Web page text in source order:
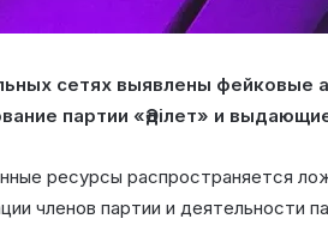
сетях выявлены фейковые
партии «Әділет» и
ресурсы распространяется
членов партии и деятельности